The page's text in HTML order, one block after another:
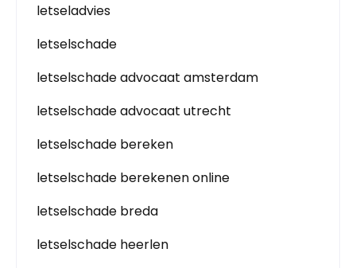
letseladvies
letselschade
letselschade advocaat amsterdam
letselschade advocaat utrecht
letselschade bereken
letselschade berekenen online
letselschade breda
letselschade heerlen